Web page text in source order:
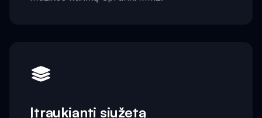
Įtraukianti siužetą